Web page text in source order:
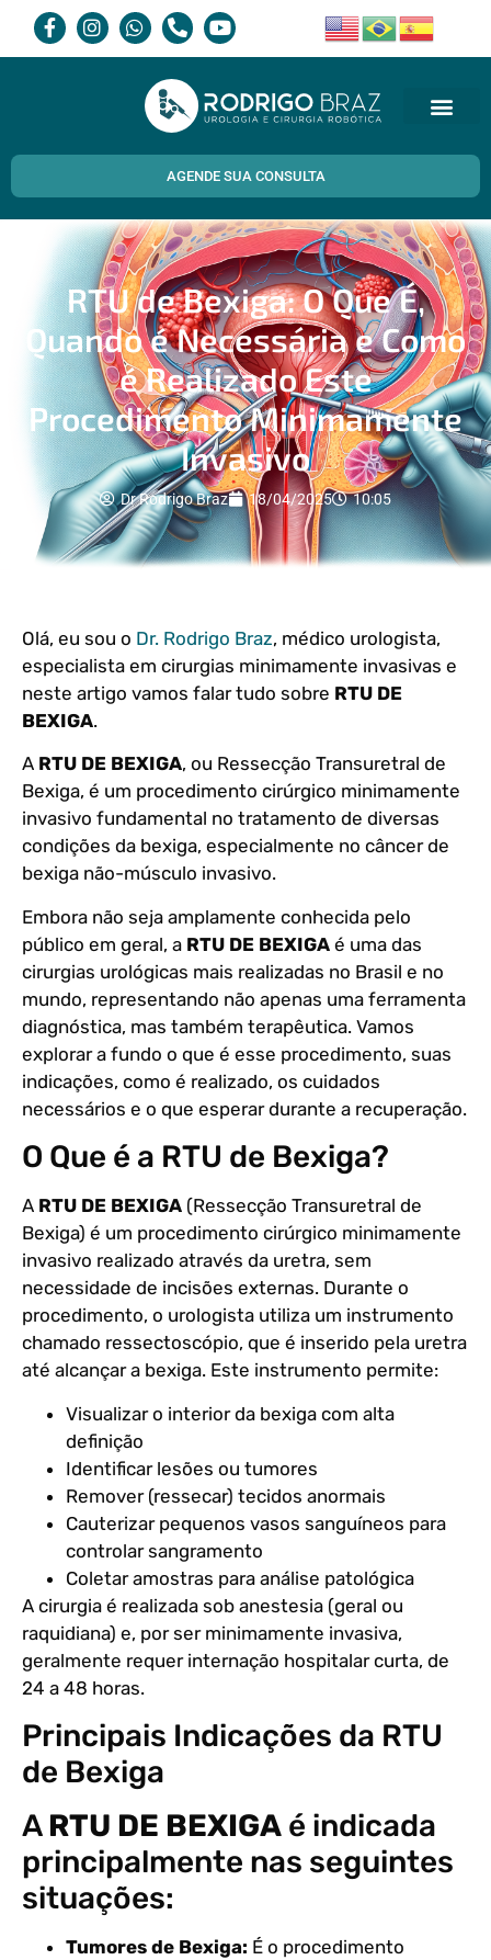
AGENDE SUA CONSULTA
RTU de Bexiga: O Que É,
Quando é Necessária e Como
é Realizado Este
Procedimento Minimamente
Invasivo
Dr Rodrigo Braz 18/04/2025 10:05
Olá, eu sou o Dr. Rodrigo Braz, médico urologista,
especialista em cirurgias minimamente invasivas e
neste artigo vamos falar tudo sobre RTU DE
BEXIGA.
A RTU DE BEXIGA, ou Ressecção Transuretral de
Bexiga, é um procedimento cirúrgico minimamente
invasivo fundamental no tratamento de diversas
condições da bexiga, especialmente no câncer de
bexiga não-músculo invasivo.
Embora não seja amplamente conhecida pelo
público em geral, a RTU DE BEXIGA é uma das
cirurgias urológicas mais realizadas no Brasil e no
mundo, representando não apenas uma ferramenta
diagnóstica, mas também terapêutica. Vamos
explorar a fundo o que é esse procedimento, suas
indicações, como é realizado, os cuidados
necessários e o que esperar durante a recuperação.
O Que é a RTU de Bexiga?
A RTU DE BEXIGA (Ressecção Transuretral de
Bexiga) é um procedimento cirúrgico minimamente
invasivo realizado através da uretra, sem
necessidade de incisões externas. Durante o
procedimento, o urologista utiliza um instrumento
chamado ressectoscópio, que é inserido pela uretra
até alcançar a bexiga. Este instrumento permite:
Visualizar o interior da bexiga com alta
definição
Identificar lesões ou tumores
Remover (ressecar) tecidos anormais
Cauterizar pequenos vasos sanguíneos para
controlar sangramento
Coletar amostras para análise patológica
A cirurgia é realizada sob anestesia (geral ou
raquidiana) e, por ser minimamente invasiva,
geralmente requer internação hospitalar curta, de
24 a 48 horas.
Principais Indicações da RTU
de Bexiga
A RTU DE BEXIGA é indicada
principalmente nas seguintes
situações:
Tumores de Bexiga: É o procedimento